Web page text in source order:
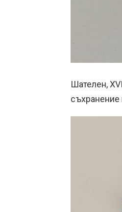
Шателен,
съхранение